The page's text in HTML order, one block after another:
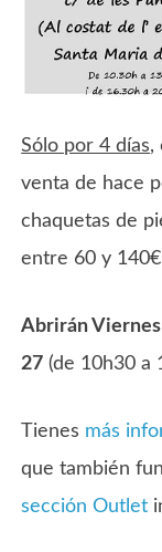
Sólo por 4 días,
venta de hace
chaquetas de
entre 60 y
Abrirán Viernes
27 (de 10h30 a
Tienes más
que también
sección Outlet